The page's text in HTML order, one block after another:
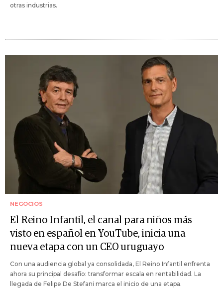
otras industrias.
NEGOCIOS
El Reino Infantil, el canal para niños más
visto en español en YouTube, inicia una
nueva etapa con un CEO uruguayo
Con una audiencia global ya consolidada, El Reino Infantil enfrenta
ahora su principal desafío: transformar escala en rentabilidad. La
llegada de Felipe De Stefani marca el inicio de una etapa.